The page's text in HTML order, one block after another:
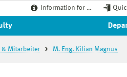
Information for …
Mitarbeiter M. Eng. Kilian Magnus